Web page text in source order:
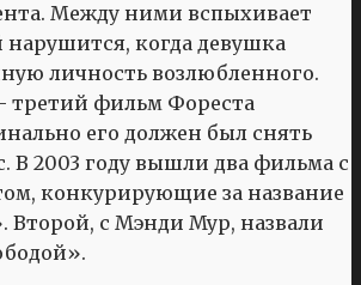
Между ними вспыхивает
когда девушка
личность возлюбленного.
третий фильм Фореста
его должен был снять
В 2003 году вышли два фильма с
конкурирующие за название
Второй, с Мэнди Мур, назвали